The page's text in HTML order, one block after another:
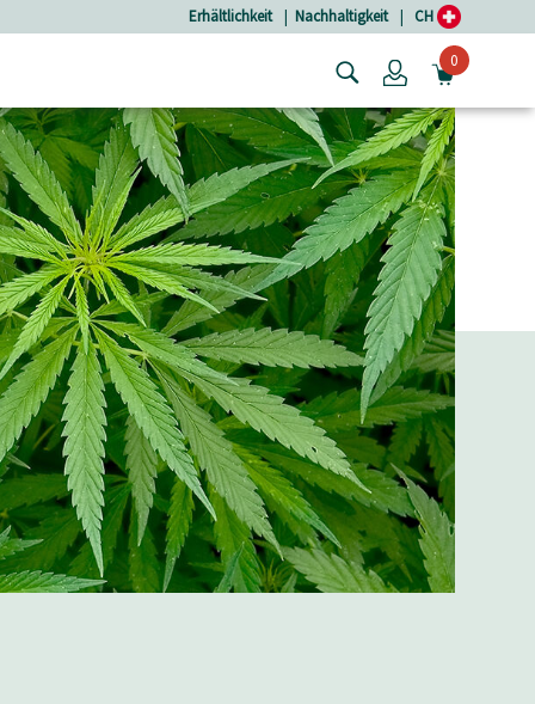
Erhältlichkeit | Nachhaltigkeit | CH
Login0